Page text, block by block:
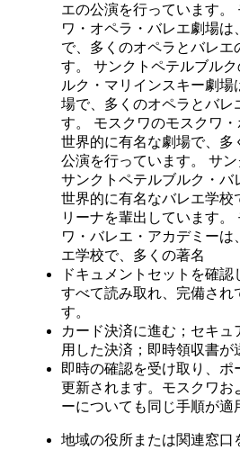
エの公演を行っています。
ワ・オペラ・バレエ劇場
で、多くのオペラとバレエ
す。 サンクトペテルブル
ルク・マリインスキー劇場
場で、多くのオペラとバレ
す。 モスクワのモスクワ・
世界的に有名な劇場で、多
公演を行っています。 サ
サンクトペテルブルク・バ
世界的に有名なバレエ学校
リーナを輩出しています。
ワ・バレエ・アカデミーは
エ学校で、多くの著名
ドキュメントセットを確
すべて読み取れ、完備され
す。
カード決済に進む；セキュ
用した決済；即時領収書が
即時の確認を受け取り、ポ
更新されます。モスクワお
ーについても同じ手順が適
地域の役所または関連窓口